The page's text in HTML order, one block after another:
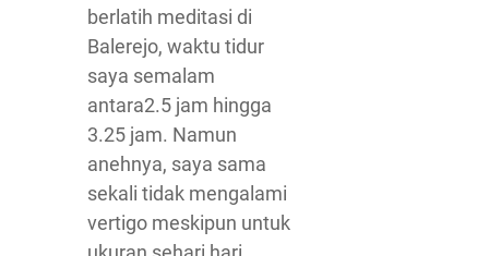
berlatih meditasi di
Balerejo, waktu tidur
saya semalam
antara2.5 jam hingga
3.25 jam. Namun
anehnya, saya sama
sekali tidak mengalami
vertigo meskipun untuk